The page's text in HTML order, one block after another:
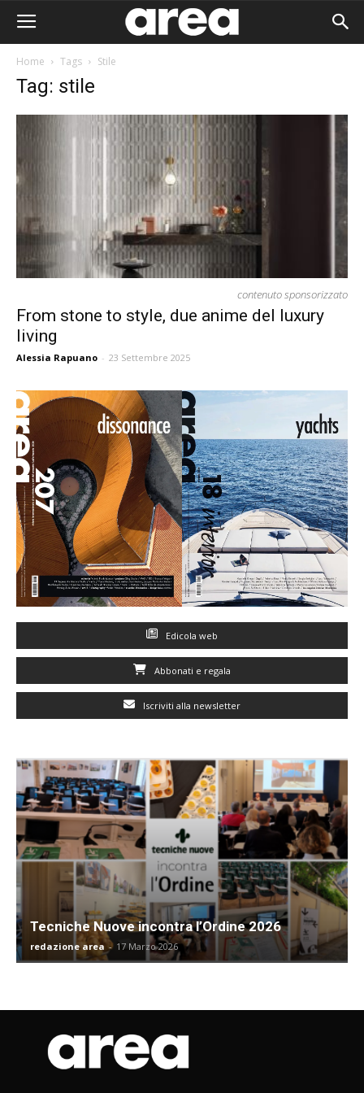
Home Tags Stile
Tag: stile
contenuto sponsorizzato
From stone to style, due anime del luxury
living
Alessia Rapuano - 23 Settembre 2025
Edicola web
Abbonati e regala
Iscriviti alla newsletter
Tecniche Nuove incontra l’Ordine 2026
redazione area - 17 Marzo 2026